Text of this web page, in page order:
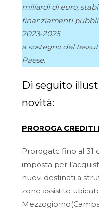
miliardi di euro,
finanziamenti
2023-2025
a sostegno del
Paese.
Di seguito
novità:
PROROGA
Prorogato fino al 31
imposta per
nuovi destinati a
zone assistite